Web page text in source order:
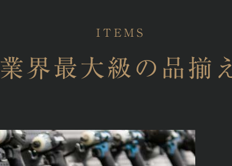
ITEMS
業界最大級の品揃え